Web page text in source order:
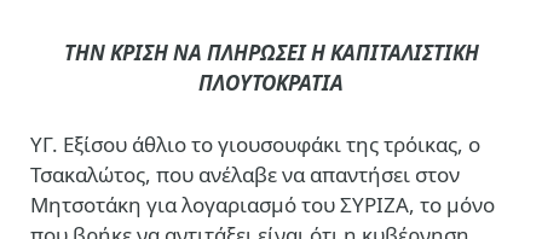
ΤΗΝ ΚΡΙΣΗ ΝΑ ΠΛΗΡΩΣΕΙ Η ΚΑΠΙΤΑΛΙΣΤΙΚΗ
ΠΛΟΥΤΟΚΡΑΤΙΑ
ΥΓ. Εξίσου άθλιο το γιουσουφάκι της τρόικας, ο
Τσακαλώτος, που ανέλαβε να απαντήσει στον
Μητσοτάκη για λογαριασμό του ΣΥΡΙΖΑ, το μόνο